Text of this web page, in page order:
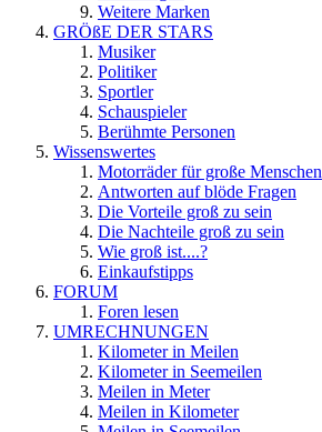
Weitere Marken
GRÖßE DER STARS
Musiker
Politiker
Sportler
Schauspieler
Berühmte Personen
Wissenswertes
Motorräder für große Menschen
Antworten auf blöde Fragen
Die Vorteile groß zu sein
Die Nachteile groß zu sein
Wie groß ist....?
Einkaufstipps
FORUM
Foren lesen
UMRECHNUNGEN
Kilometer in Meilen
Kilometer in Seemeilen
Meilen in Meter
Meilen in Kilometer